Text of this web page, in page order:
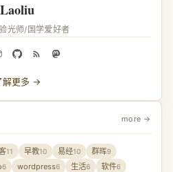
Laoliu
光师/国学爱好者
解更多 →
more →
11 早教10 易经10 群晖9
6 wordpress6 生活6 软件6